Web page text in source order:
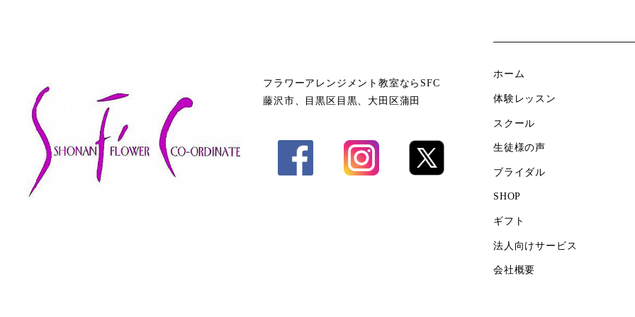
フラワーアレンジメント教室ならSFC
藤沢市、目黒区目黒、大田区蒲田
ホーム
体験レッスン
スクール
生徒様の声
ブライダル
SHOP
ギフト
法人向けサービス
会社概要